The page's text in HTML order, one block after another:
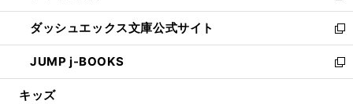
開
く
ン
ド
ウ
で
開
ウ
ィ
ン
ド
ウ
し
い
ウ
ィ
ン
ダッシュエックス文庫公式サイト
新
し
い
ウ
JUMP j-BOOKS
新
し
キッズ